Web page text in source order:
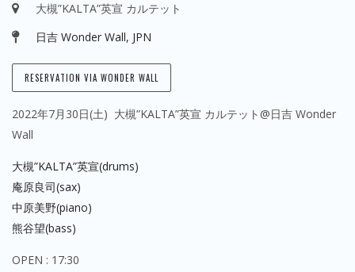
大槻”KALTA”英宣 カルテット
日吉 Wonder Wall, JPN
RESERVATION VIA WONDER WALL
2022年7月30日(土) 大槻”KALTA”英宣 カルテット@日吉 Wonder
Wall
大槻”KALTA”英宣(drums)
庵原良司(sax)
中原美野(piano)
熊谷望(bass)
OPEN : 17:30